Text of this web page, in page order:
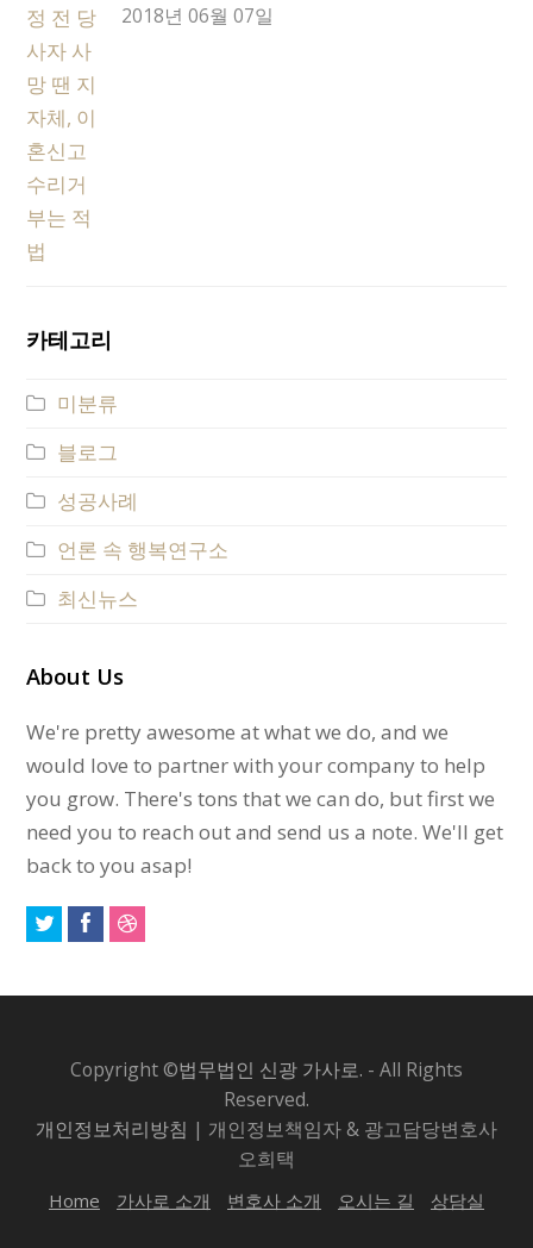
2018년 06월 07일
카테고리
미분류
블로그
성공사례
언론 속 행복연구소
최신뉴스
About Us
We're pretty awesome at what we do, and we
would love to partner with your company to help
you grow. There's tons that we can do, but first we
need you to reach out and send us a note. We'll get
back to you asap!
Copyright ©법무법인 신광 가사로. - All Rights
Reserved.
개인정보처리방침 | 개인정보책임자 & 광고담당변호사
오희택
Home 가사로 소개 변호사 소개 오시는 길 상담실